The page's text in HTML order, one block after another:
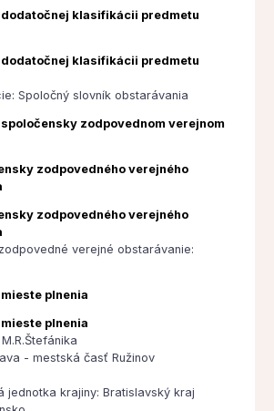
dodatočnej klasifikácii predmetu
dodatočnej klasifikácii predmetu
Spoločný slovník obstarávania
zodpovednom verejnom
zodpovedného verejného
zodpovedného verejného
verejné obstarávanie:
plnenia
plnenia
- mestská časť Ružinov
jednotka krajiny: Bratislavský kraj